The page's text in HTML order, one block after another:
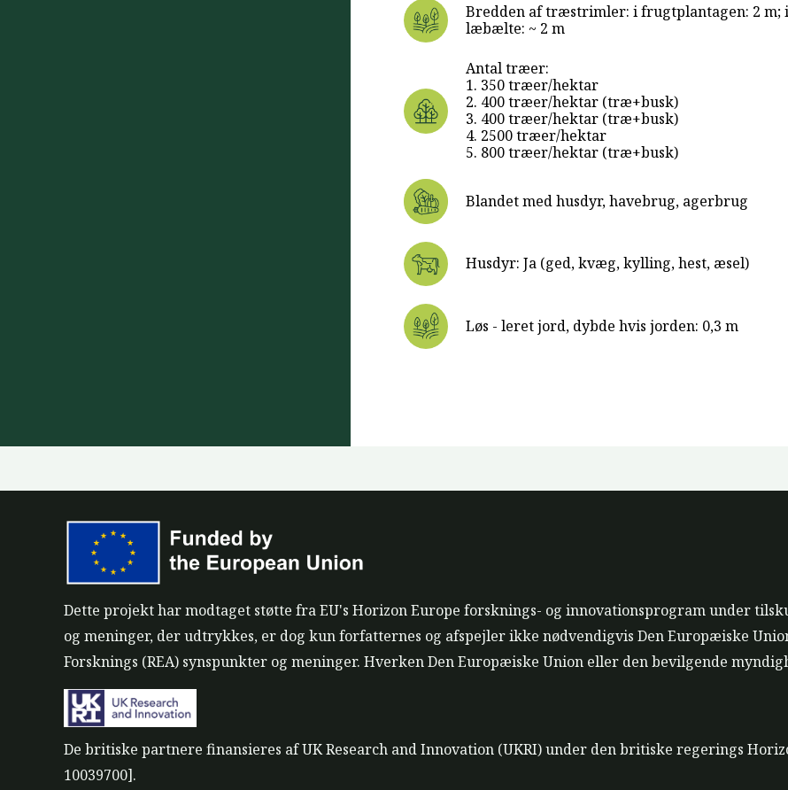
Bredden af træstrimler: i frugtplantagen: 2 m;
læbælte: ~ 2 m
Antal træer:
1. 350 træer/hektar
2. 400 træer/hektar (træ+busk)
3. 400 træer/hektar (træ+busk)
4. 2500 træer/hektar
5. 800 træer/hektar (træ+busk)
Blandet med husdyr, havebrug, agerbrug
Husdyr: Ja (ged, kvæg, kylling, hest, æsel)
Løs - leret jord, dybde hvis jorden: 0,3 m
Dette projekt har modtaget støtte fra EU's Horizon Europe forsknings- og innovationsprogram under
og meninger, der udtrykkes, er dog kun forfatternes og afspejler ikke nødvendigvis Den Europæiske
Forsknings (REA) synspunkter og meninger. Hverken Den Europæiske Union eller den bevilgende
De britiske partnere finansieres af UK Research and Innovation (UKRI) under den britiske regerings
10039700].